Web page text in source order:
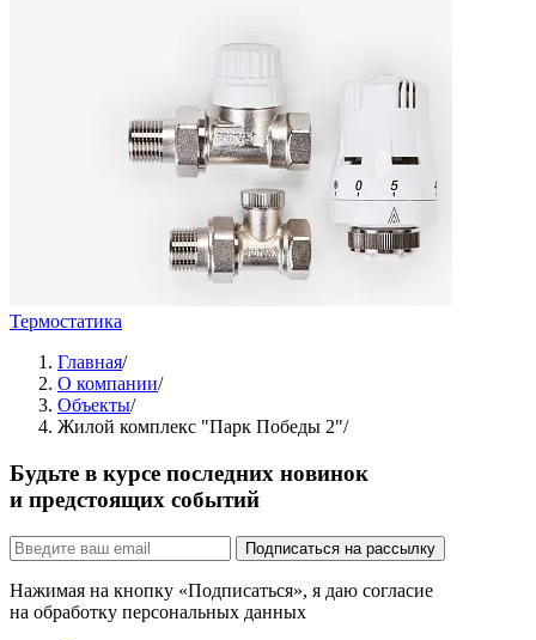
Термостатика
Главная/
О компании/
Объекты/
Жилой комплекс "Парк Победы 2"/
Будьте в курсе последних новинок
и предстоящих событий
Подписаться на рассылку
Нажимая на кнопку «Подписаться», я даю согласие
на обработку персональных данных